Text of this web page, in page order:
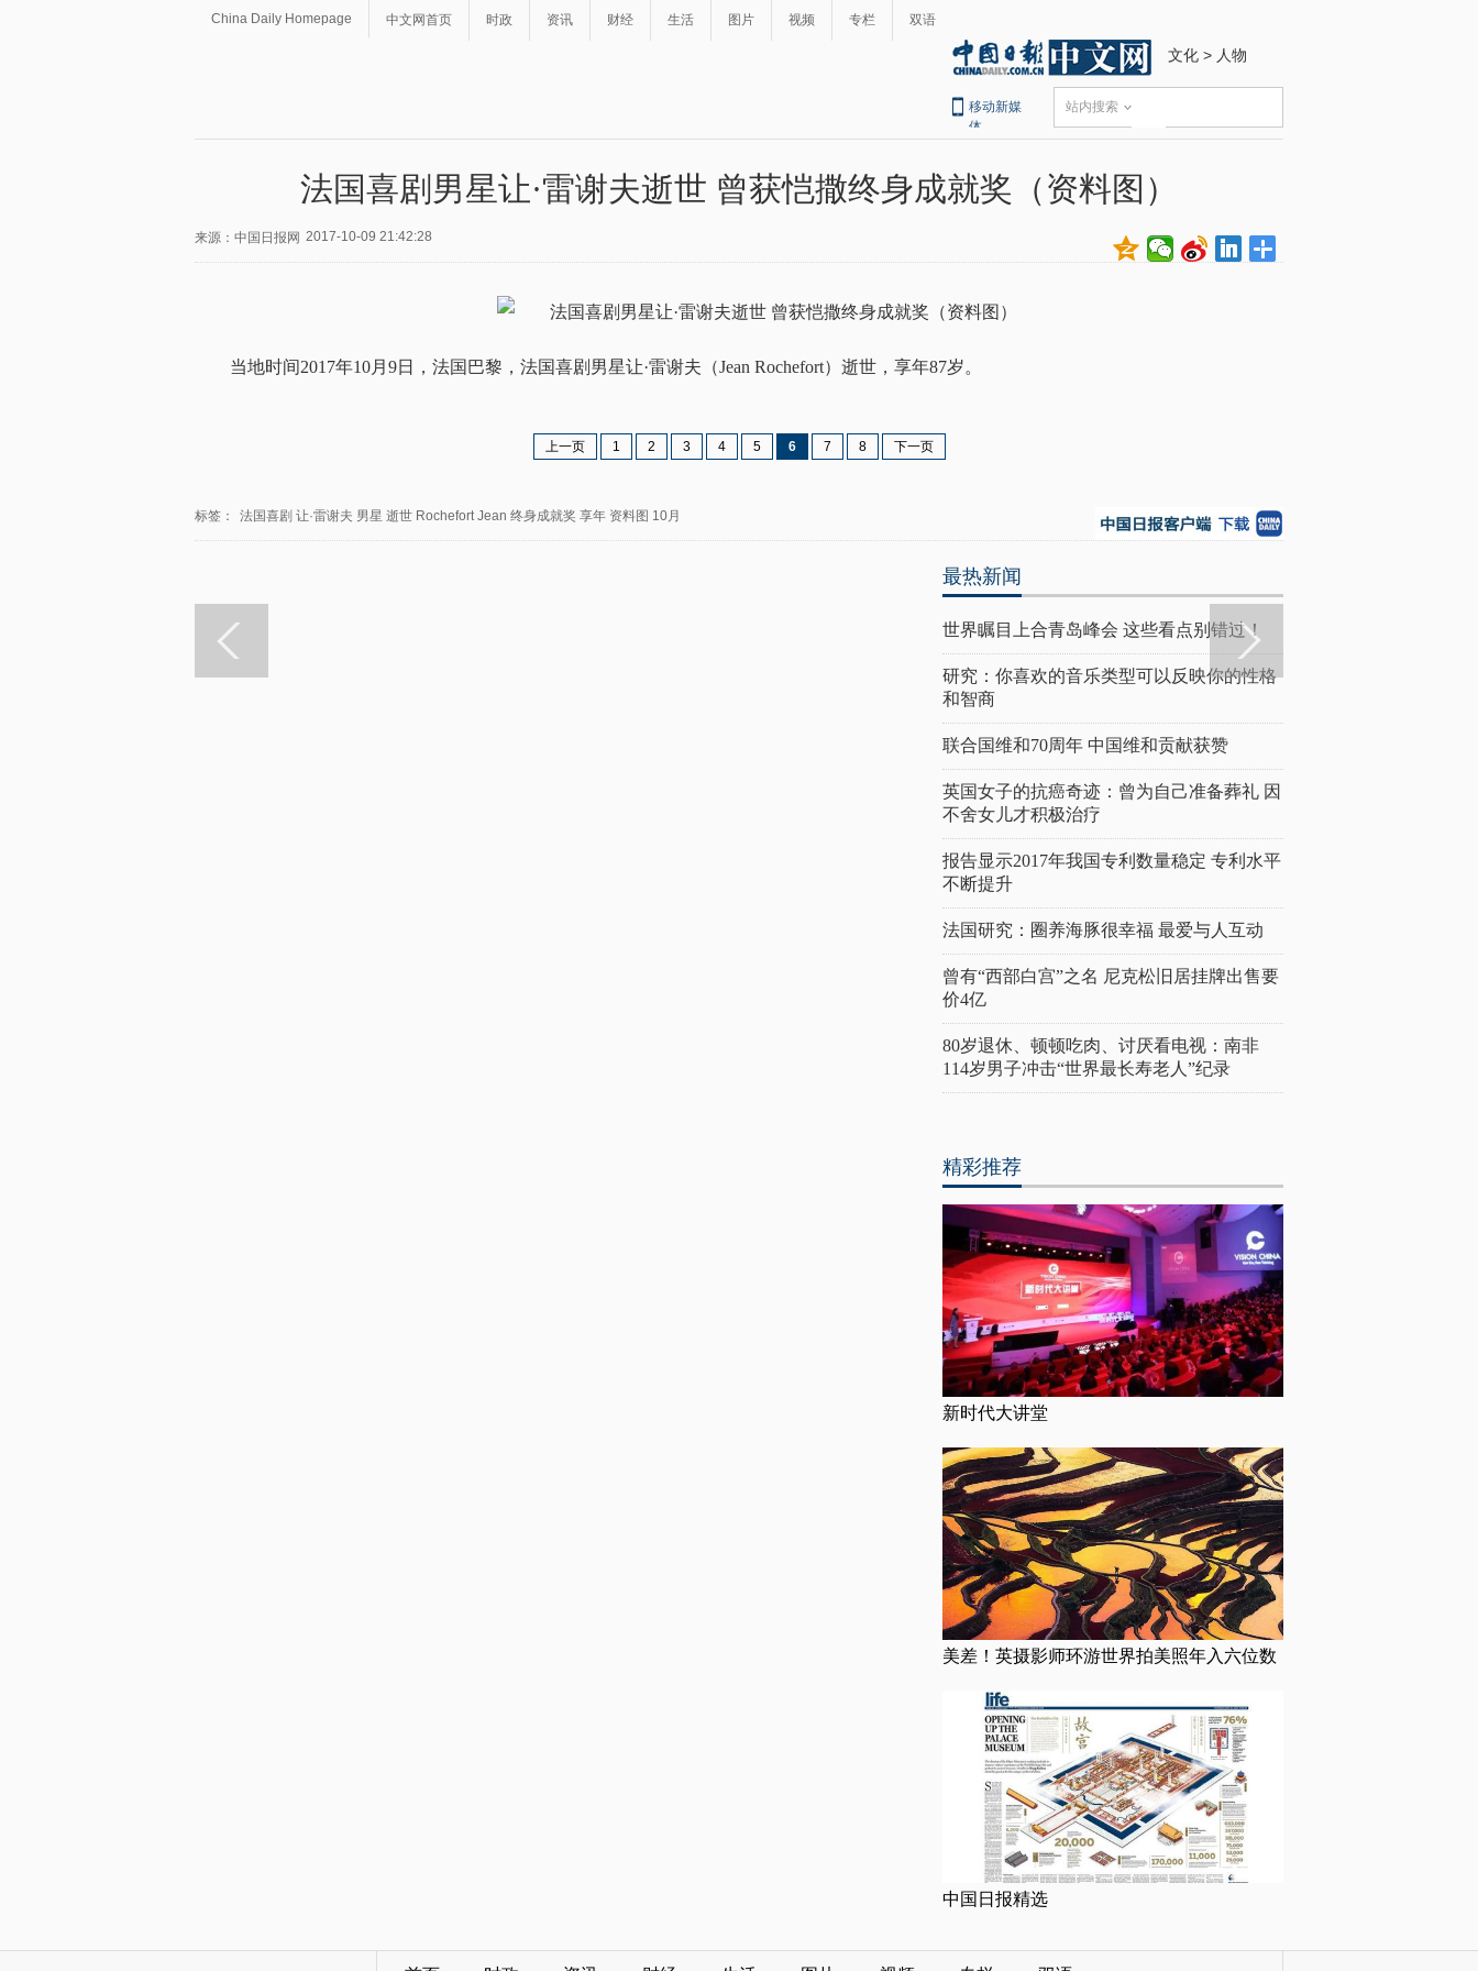
China Daily Homepage 中文网首页 时政 资讯 财经 生活 图片 视频 专栏 双语
文化 > 人物
移动新媒
体
站内搜索
法国喜剧男星让·雷谢夫逝世 曾获恺撒终身成就奖（资料图）
来源：中国日报网 2017-10-09 21:42:28
当地时间2017年10月9日，法国巴黎，法国喜剧男星让·雷谢夫（Jean Rochefort）逝世，享年87岁。
上一页 1 2 3 4 5 6 7 8 下一页
标签： 法国喜剧 让·雷谢夫 男星 逝世 Rochefort Jean 终身成就奖 享年 资料图 10月
最热新闻
世界瞩目上合青岛峰会 这些看点别错过！
研究：你喜欢的音乐类型可以反映你的性格
和智商
联合国维和70周年 中国维和贡献获赞
英国女子的抗癌奇迹：曾为自己准备葬礼 因
不舍女儿才积极治疗
报告显示2017年我国专利数量稳定 专利水平
不断提升
法国研究：圈养海豚很幸福 最爱与人互动
曾有“西部白宫”之名 尼克松旧居挂牌出售要
价4亿
80岁退休、顿顿吃肉、讨厌看电视：南非
114岁男子冲击“世界最长寿老人”纪录
精彩推荐
新时代大讲堂
美差！英摄影师环游世界拍美照年入六位数
中国日报精选